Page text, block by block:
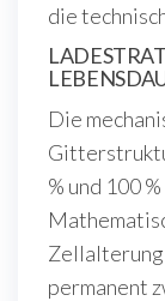
die
Die
% und 100
Zellalterung
permanent